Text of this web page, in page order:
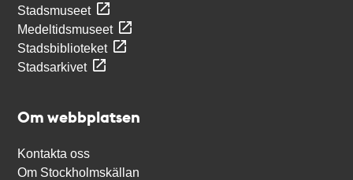
Stadsmuseet
Medeltidsmuseet
Stadsbiblioteket
Stadsarkivet
Om webbplatsen
Kontakta oss
Om Stockholmskällan